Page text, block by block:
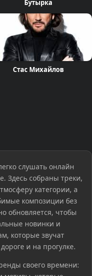
Бутырка
Стас Михайлов
слушать онлайн
Здесь собраны треки,
категории, а
композиции без
обновляется, чтобы
новинки и
которые звучат
и на прогулке.
своего времени: